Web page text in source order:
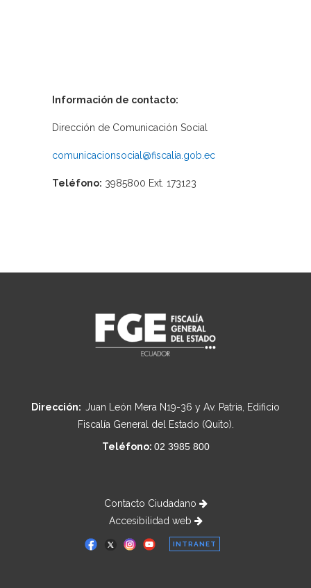
Información de contacto:
Dirección de Comunicación Social
comunicacionsocial@fiscalia.gob.ec
Teléfono: 3985800 Ext. 173123
Dirección: Juan León Mera N19-36 y Av. Patria, Edificio
Fiscalía General del Estado (Quito).
Teléfono: 02 3985 800
Contacto Ciudadano
Accesibilidad web
INTRANET